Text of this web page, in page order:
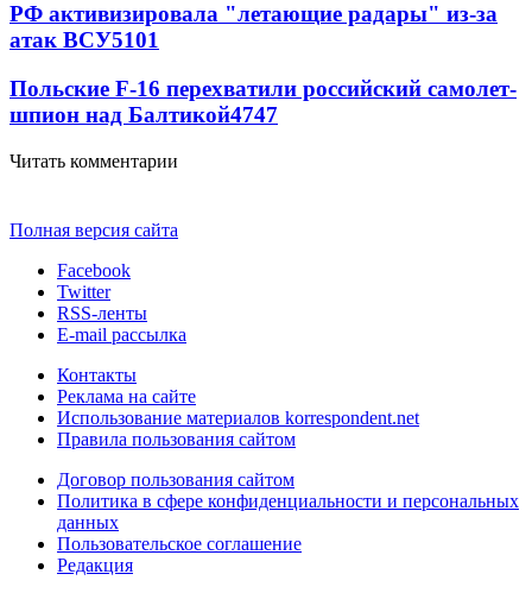
РФ активизировала "летающие радары" из-за
атак ВСУ5101
Польские F-16 перехватили российский самолет-
шпион над Балтикой4747
Читать комментарии
Полная версия сайта
Facebook
Twitter
RSS-ленты
E-mail рассылка
Контакты
Реклама на сайте
Использование материалов korrespondent.net
Правила пользования сайтом
Договор пользования сайтом
Политика в сфере конфиденциальности и персональных
данных
Пользовательское соглашение
Редакция